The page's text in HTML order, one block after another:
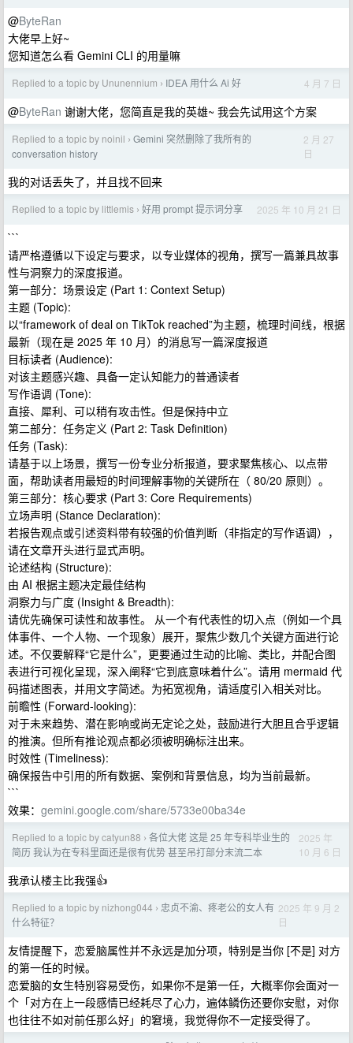
@ByteRan
大佬早上好~
您知道怎么看 Gemini CLI 的用量嘛
Replied to a topic by Ununennium › IDEA 用什么 Ai 好 4 月 7 日
@ByteRan 谢谢大佬，您简直是我的英雄~ 我会先试用这个方案
Replied to a topic by noinil › Gemini 突然删除了我所有的
conversation history
2 月 27
日
我的对话丢失了，并且找不回来
Replied to a topic by littlemis › 好用 prompt 提示词分享 2025 年 10 月 21 日
```
请严格遵循以下设定与要求，以专业媒体的视角，撰写一篇兼具故事
性与洞察力的深度报道。
第一部分：场景设定 (Part 1: Context Setup)
主题 (Topic):
以“framework of deal on TikTok reached”为主题，梳理时间线，根据
最新（现在是 2025 年 10 月）的消息写一篇深度报道
目标读者 (Audience):
对该主题感兴趣、具备一定认知能力的普通读者
写作语调 (Tone):
直接、犀利、可以稍有攻击性。但是保持中立
第二部分：任务定义 (Part 2: Task Definition)
任务 (Task):
请基于以上场景，撰写一份专业分析报道，要求聚焦核心、以点带
面，帮助读者用最短的时间理解事物的关键所在（ 80/20 原则）。
第三部分：核心要求 (Part 3: Core Requirements)
立场声明 (Stance Declaration):
若报告观点或引述资料带有较强的价值判断（非指定的写作语调），
请在文章开头进行显式声明。
论述结构 (Structure):
由 AI 根据主题决定最佳结构
洞察力与广度 (Insight & Breadth):
请优先确保可读性和故事性。 从一个有代表性的切入点（例如一个具
体事件、一个人物、一个现象）展开，聚焦少数几个关键方面进行论
述。不仅要解释“它是什么”，更要通过生动的比喻、类比，并配合图
表进行可视化呈现，深入阐释“它到底意味着什么”。请用 mermaid 代
码描述图表，并用文字简述。为拓宽视角，请适度引入相关对比。
前瞻性 (Forward-looking):
对于未来趋势、潜在影响或尚无定论之处，鼓励进行大胆且合乎逻辑
的推演。但所有推论观点都必须被明确标注出来。
时效性 (Timeliness):
确保报告中引用的所有数据、案例和背景信息，均为当前最新。
```
效果： gemini.google.com/share/5733e00ba34e
Replied to a topic by catyun88 › 各位大佬 这是 25 年专科毕业生的
简历 我认为在专科里面还是很有优势 甚至吊打部分末流二本
2025 年
10 月 6 日
我承认楼主比我强👍
Replied to a topic by nizhong044 › 忠贞不渝、疼老公的女人有
什么特征？
2025 年 9 月 2
日
友情提醒下，恋爱脑属性并不永远是加分项，特别是当你 [不是] 对方
的第一任的时候。
恋爱脑的女生特别容易受伤，如果你不是第一任，大概率你会面对一
个「对方在上一段感情已经耗尽了心力，遍体鳞伤还要你安慰，对你
也往往不如对前任那么好」的窘境，我觉得你不一定接受得了。